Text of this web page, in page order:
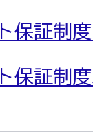
保証制
保証制